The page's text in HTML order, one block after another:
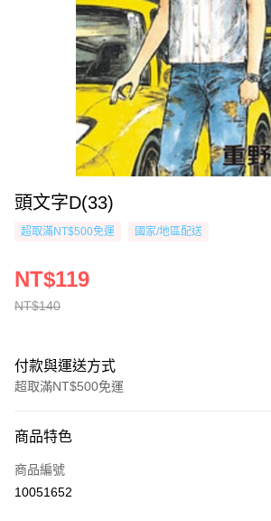
頭文字D(33)
超取滿NT$500免運 國家/地區配送
NT$140
NT$119
付款與運送方式
超取滿NT$500免運
信用卡一次付款
超商取貨付款
商品特色
商品編號
10051652